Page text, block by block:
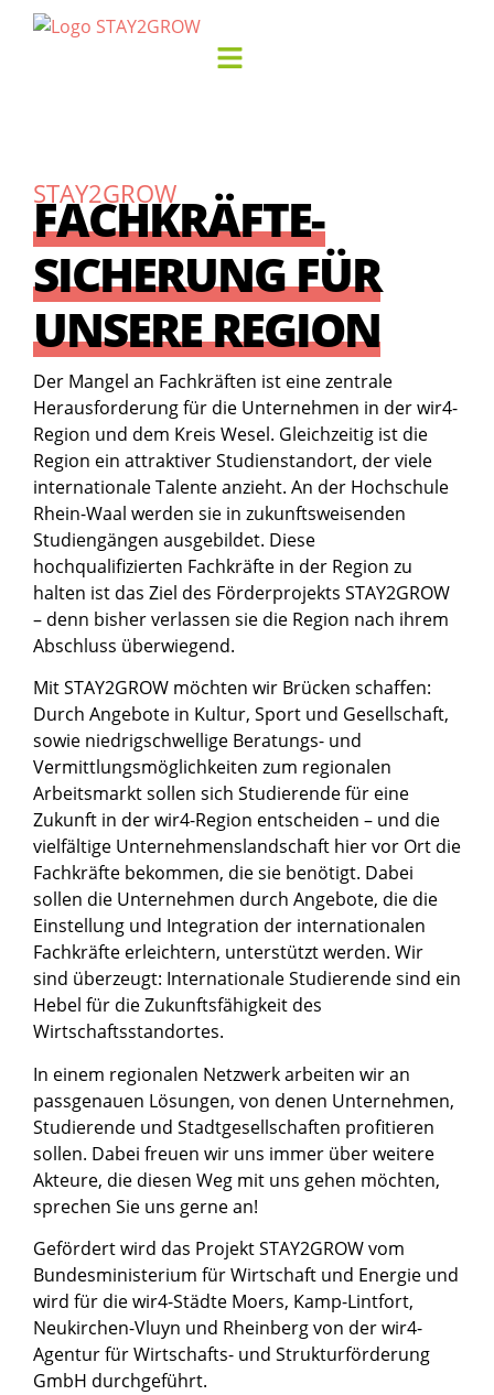
STAY2GROW
FACHKRÄFTE­
SICHERUNG FÜR
UNSERE REGION
Der Mangel an Fachkräften ist eine zentrale
Herausforderung für die Unternehmen in der wir4-
Region und dem Kreis Wesel. Gleichzeitig ist die
Region ein attraktiver Studienstandort, der viele
internationale Talente anzieht. An der Hochschule
Rhein-Waal werden sie in zukunftsweisenden
Studiengängen ausgebildet. Diese
hochqualifizierten Fachkräfte in der Region zu
halten ist das Ziel des Förderprojekts STAY2GROW
– denn bisher verlassen sie die Region nach ihrem
Abschluss überwiegend.
Mit STAY2GROW möchten wir Brücken schaffen:
Durch Angebote in Kultur, Sport und Gesellschaft,
sowie niedrigschwellige Beratungs- und
Vermittlungsmöglichkeiten zum regionalen
Arbeitsmarkt sollen sich Studierende für eine
Zukunft in der wir4-Region entscheiden – und die
vielfältige Unternehmenslandschaft hier vor Ort die
Fachkräfte bekommen, die sie benötigt. Dabei
sollen die Unternehmen durch Angebote, die die
Einstellung und Integration der internationalen
Fachkräfte erleichtern, unterstützt werden. Wir
sind überzeugt: Internationale Studierende sind ein
Hebel für die Zukunftsfähigkeit des
Wirtschaftsstandortes.
In einem regionalen Netzwerk arbeiten wir an
passgenauen Lösungen, von denen Unternehmen,
Studierende und Stadtgesellschaften profitieren
sollen. Dabei freuen wir uns immer über weitere
Akteure, die diesen Weg mit uns gehen möchten,
sprechen Sie uns gerne an!
Gefördert wird das Projekt STAY2GROW vom
Bundesministerium für Wirtschaft und Energie und
wird für die wir4-Städte Moers, Kamp-Lintfort,
Neukirchen-Vluyn und Rheinberg von der wir4-
Agentur für Wirtschafts- und Strukturförderung
GmbH durchgeführt.